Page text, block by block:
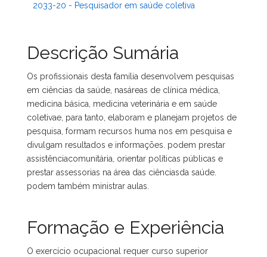
2033-20 - Pesquisador em saúde coletiva
Descrição Sumária
Os profissionais desta família desenvolvem pesquisas
em ciências da saúde, nasáreas de clínica médica,
medicina básica, medicina veterinária e em saúde
coletivae, para tanto, elaboram e planejam projetos de
pesquisa, formam recursos huma nos em pesquisa e
divulgam resultados e informações. podem prestar
assistênciacomunitária, orientar políticas públicas e
prestar assessorias na área das ciênciasda saúde.
podem também ministrar aulas.
Formação e Experiência
O exercício ocupacional requer curso superior